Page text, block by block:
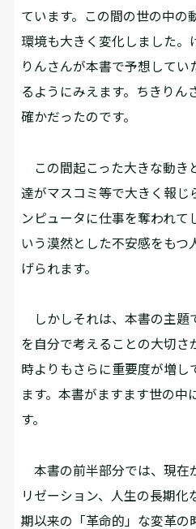
ています。この間の世の中の
環境も大きく変化しました。
りんさんが本書で予想してい
るようにみえます。ちきりん
確かだったのです。
この間起こった大きな動き
達がマスコミ等で大きく報じ
ンピュータに仕事を奪われて
いう漠然とした不安感をもつ
げられます。
しかしそれは、本書の主題
を自分で考えることの大切さ
時よりもさらに重要度が増し
ます。本書がますます世の中
す。
本書の前半部分では、現在
リゼーション、人生の長期化
期以来の「革命的」な変革の